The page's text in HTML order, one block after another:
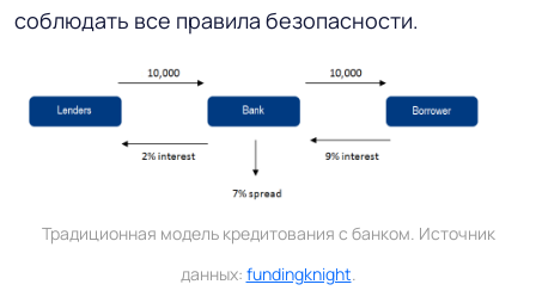
соблюдать все правила безопасности.
Традиционная модель кредитования с банком. Источник
данных: fundingknight.